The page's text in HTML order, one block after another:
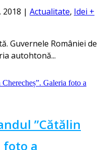
2018 | Actualitate, Idei +
Guvernele României de
autohtonă...
”Cătălin
foto a